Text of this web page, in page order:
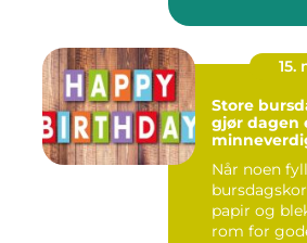
15.
Store
gjør dagen
Når noen
papir og
rom for